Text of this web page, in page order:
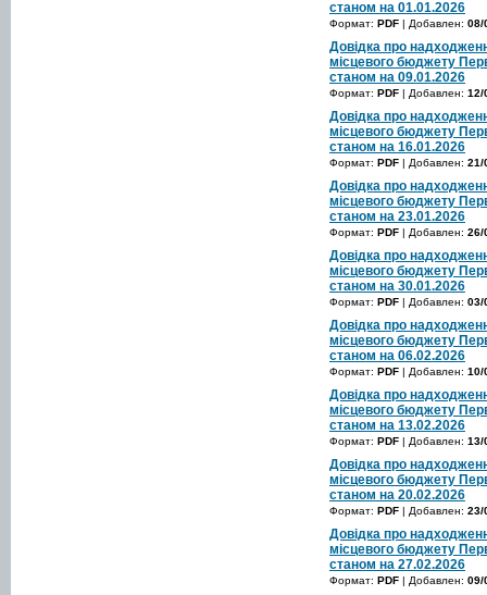
станом на 01.01.2026
Формат: PDF | Добавлен: 08/
Довідка про
місцевого бюджету
станом на 09.01.2026
Формат: PDF | Добавлен: 12/
Довідка про
місцевого бюджету
станом на 16.01.2026
Формат: PDF | Добавлен: 21/
Довідка про
місцевого бюджету
станом на 23.01.2026
Формат: PDF | Добавлен: 26/
Довідка про
місцевого бюджету
станом на 30.01.2026
Формат: PDF | Добавлен: 03/
Довідка про
місцевого бюджету
станом на 06.02.2026
Формат: PDF | Добавлен: 10/
Довідка про
місцевого бюджету
станом на 13.02.2026
Формат: PDF | Добавлен: 13/
Довідка про
місцевого бюджету
станом на 20.02.2026
Формат: PDF | Добавлен: 23/
Довідка про
місцевого бюджету
станом на 27.02.2026
Формат: PDF | Добавлен: 09/